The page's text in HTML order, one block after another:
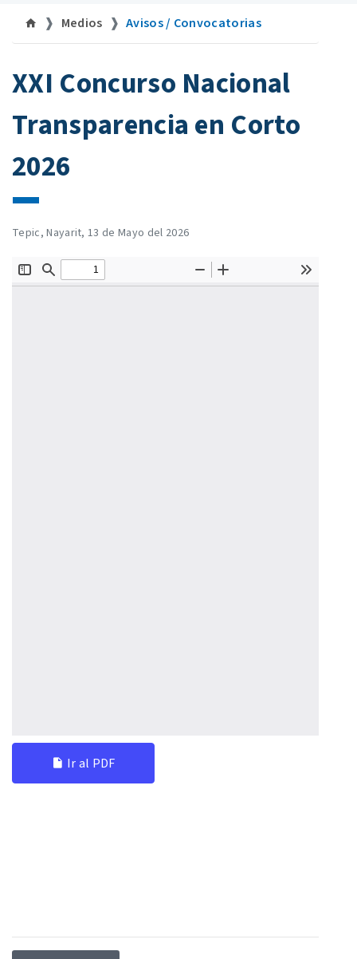
Medios Avisos / Convocatorias
XXI Concurso Nacional
Transparencia en Corto
2026
Tepic, Nayarit, 13 de Mayo del 2026
Ir al PDF